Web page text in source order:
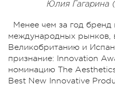
Юлия Гагарина
Менее чем за год
международных рынков,
Великобританию и
признание: Innovation
номинацию The
Best New Innovative